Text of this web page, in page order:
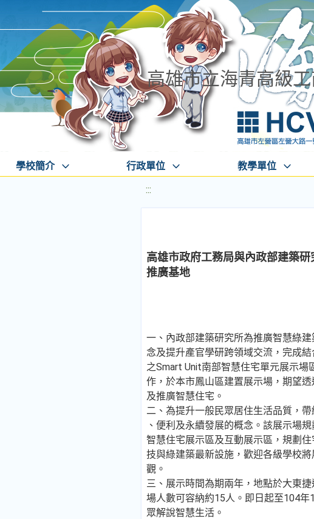
高雄市立海青高級
學校簡介 行政單位 教學單位
:::
高雄市政府工務局與內政部建築
推廣基地
一、內政部建築研究所為推廣智慧綠
念及提升產官學研跨領域交流，完成
之Smart Unit南部智慧住宅單元展示場
作，於本市鳳山區建置展示場，期望
及推廣智慧住宅。
二、為提升一般民眾居住生活品質，
、便利及永續發展的概念。該展示場
智慧住宅展示區及互動展示區，規劃
技與綠建築最新設施，歡迎各級學校
觀。
三、展示時間為期兩年，地點於大東
場人數可容納約15人。即日起至104
眾解說智慧生活。